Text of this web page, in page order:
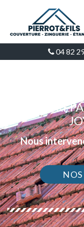
04 82
DEVIS
Nous